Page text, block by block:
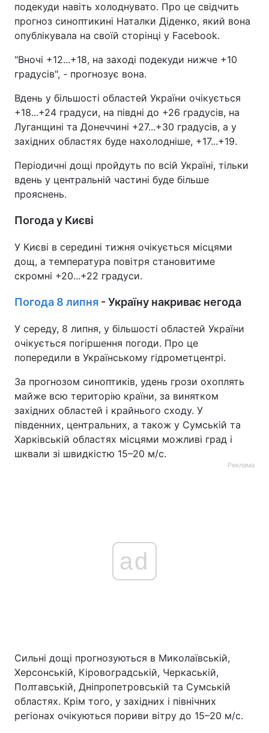
подекуди навіть холоднувато. Про це свідчить
прогноз синоптикині Наталки Діденко, який вона
опублікувала на своїй сторінці у Facebook.
"Вночі +12...+18, на заході подекуди нижче +10
градусів", - прогнозує вона.
Вдень у більшості областей України очікується
+18...+24 градуси, на півдні до +26 градусів, на
Луганщині та Донеччині +27...+30 градусів, а у
західних областях буде нахолодніше, +17...+19.
Періодичні дощі пройдуть по всій Україні, тільки
вдень у центральній частині буде більше
прояснень.
Погода у Києві
У Києві в середині тижня очікується місцями
дощ, а температура повітря становитиме
скромні +20...+22 градуси.
Погода 8 липня - Україну накриває негода
У середу, 8 липня, у більшості областей України
очікується погіршення погоди. Про це
попередили в Українському гідрометцентрі.
За прогнозом синоптиків, удень грози охоплять
майже всю територію країни, за винятком
західних областей і крайнього сходу. У
південних, центральних, а також у Сумській та
Харківській областях місцями можливі град і
шквали зі швидкістю 15–20 м/с.
Реклама
ad
Сильні дощі прогнозуються в Миколаївській,
Херсонській, Кіровоградській, Черкаській,
Полтавській, Дніпропетровській та Сумській
областях. Крім того, у західних і північних
регіонах очікуються пориви вітру до 15–20 м/с.